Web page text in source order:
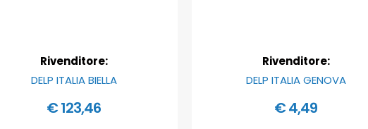
Rivenditore:
DELP ITALIA BIELLA
€ 123,46
Rivenditore:
DELP ITALIA GENOVA
€ 4,49